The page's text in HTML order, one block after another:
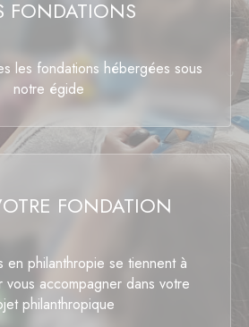
FONDATIONS
les fondations hébergées sous
notre égide
FONDATION
en philanthropie se tiennent à
vous accompagner dans votre
philanthropique